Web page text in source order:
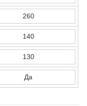
260
140
130
Да